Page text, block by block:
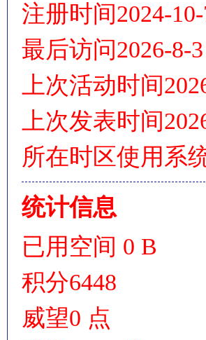
注册时间2024-
最后访问2026-8-
上次活动时间
上次发表时间
所在时区使用系
统计信息
已用空间 0 B
积分6448
威望0 点